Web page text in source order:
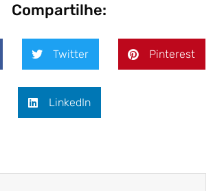
Compartilhe:
Twitter Pinterest
LinkedIn